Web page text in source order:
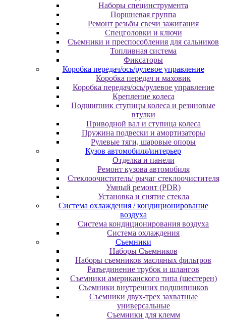
Наборы специнструмента
Поршневая группа
Ремонт резьбы свечи зажигания
Спецголовки и ключи
Съемники и преспособления для сальников
Топливная система
Фиксаторы
Коробка передач/ось/рулевое управление
Коробка передач и маховик
Коробка передач/ось/рулевое управление
Крепление колеса
Подшипник ступицы колеса и резиновые
втулки
Приводной вал и ступица колеса
Пружина подвески и амортизаторы
Рулевые тяги, шаровые опоры
Кузов автомобиля/интерьер
Отделка и панели
Ремонт кузова автомобиля
Стеклоочиститель/ рычаг стеклоочистителя
Умный ремонт (PDR)
Установка и снятие стекла
Система охлаждения / кондиционирование
воздуха
Система кондиционирования воздуха
Система охлаждения
Съемники
Наборы Съемников
Наборы съемников масляных фильтров
Разъединение трубок и шлангов
Съемники американского типа (шестерен)
Съемники внутренних подшипников
Съемники двух-трех захватные
универсальные
Съемники для клемм